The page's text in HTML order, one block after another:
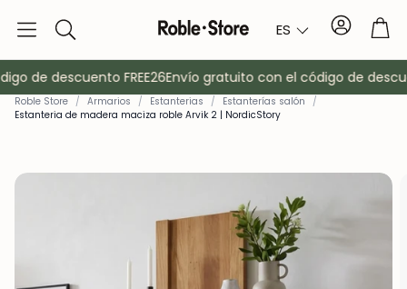
Buscar ES Cuenta
Aparadores
de descuento FREE26Envío gratuito con el código de
Roble Store / Armarios / Estanterias / Estanterías salón
/
Estanteria de madera maciza roble Arvik 2 | NordicStory